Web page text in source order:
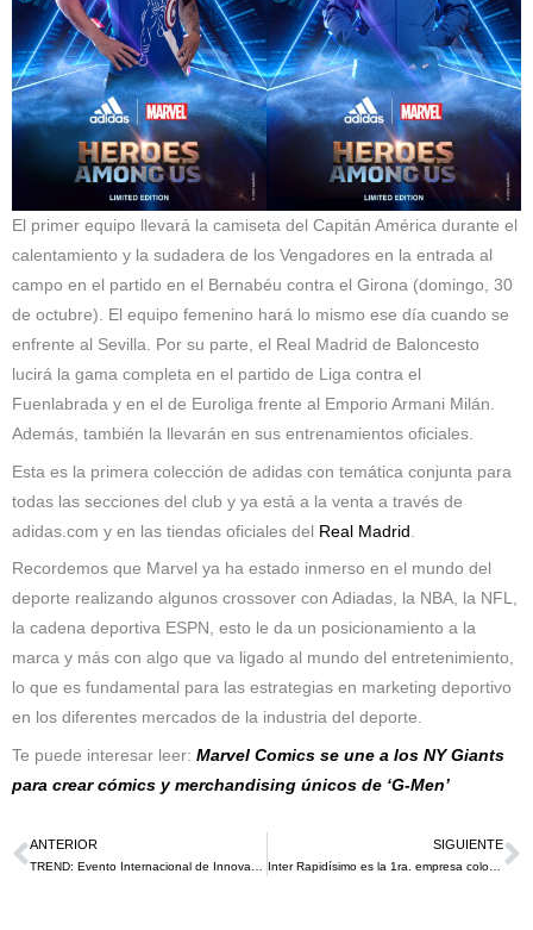
El primer equipo llevará la camiseta del Capitán América durante el
calentamiento y la sudadera de los Vengadores en la entrada al
campo en el partido en el Bernabéu contra el Girona (domingo, 30
de octubre). El equipo femenino hará lo mismo ese día cuando se
enfrente al Sevilla. Por su parte, el Real Madrid de Baloncesto
lucirá la gama completa en el partido de Liga contra el
Fuenlabrada y en el de Euroliga frente al Emporio Armani Milán.
Además, también la llevarán en sus entrenamientos oficiales.
Esta es la primera colección de adidas con temática conjunta para
todas las secciones del club y ya está a la venta a través de
adidas.com y en las tiendas oficiales del Real Madrid
Recordemos que Marvel ya ha estado inmerso en el mundo del
deporte realizando algunos crossover con Adiadas, la NBA, la NFL,
la cadena deportiva ESPN, esto le da un posicionamiento a la
marca y más con algo que va ligado al mundo del entretenimiento,
lo que es fundamental para las estrategias en marketing deportivo
en los diferentes mercados de la industria del deporte.
Te puede interesar leer: Marvel Comics se une a los NY Giants
para crear cómics y merchandising únicos de ‘G-Men’
Ant
ANTERIOR SIGUIENTE
Inter Rapidísimo es la 1ra. empresa colombiana en ser Patrocinador Regional oficial de una Copa Mundial de la FIFA™.￼